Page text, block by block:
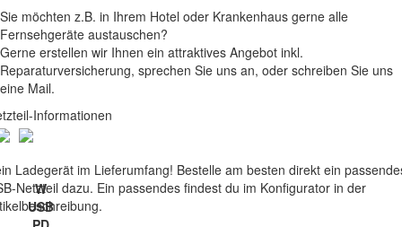
Sie möchten z.B. in Ihrem Hotel oder Krankenhaus gerne alle
Fernsehgeräte austauschen?
Gerne erstellen wir Ihnen ein attraktives Angebot inkl.
Reparaturversicherung, sprechen Sie uns an, oder schreiben Sie uns
eine Mail.
Informationen
W
USB
Ladegerät im Lieferumfang! Bestelle am besten direkt ein
Netzteil dazu. Ein passendes findest du im Konfigurator in der